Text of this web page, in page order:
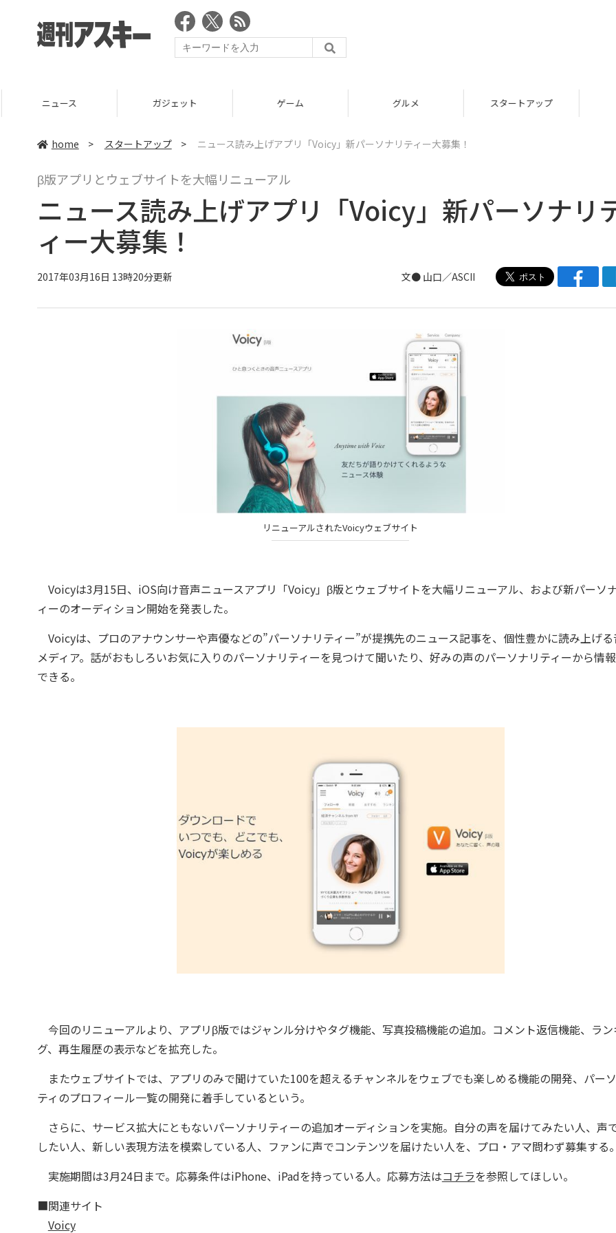
ニュース ガジェット ゲーム グルメ スタートアップ
home > スタートアップ > ニュース読み上げアプリ「Voicy」新パーソナリティー大募集！
β版アプリとウェブサイトを大幅リニューアル
ニュース読み上げアプリ「Voicy」新パーソナリ
ィー大募集！
2017年03月16日 13時20分更新 文● 山口／ASCII
リニューアルされたVoicyウェブサイト
Voicyは3月15日、iOS向け音声ニュースアプリ「Voicy」β版とウェブサイトを大幅リニューアル、および新パーソ
ィーのオーディション開始を発表した。
Voicyは、プロのアナウンサーや声優などの”パーソナリティー”が提携先のニュース記事を、個性豊かに読み上げる
メディア。話がおもしろいお気に入りのパーソナリティーを見つけて聞いたり、好みの声のパーソナリティーから情
できる。
今回のリニューアルより、アプリβ版ではジャンル分けやタグ機能、写真投稿機能の追加。コメント返信機能、ラン
グ、再生履歴の表示などを拡充した。
またウェブサイトでは、アプリのみで聞けていた100を超えるチャンネルをウェブでも楽しめる機能の開発、パー
ティのプロフィール一覧の開発に着手しているという。
さらに、サービス拡大にともないパーソナリティーの追加オーディションを実施。自分の声を届けてみたい人、声
したい人、新しい表現方法を模索している人、ファンに声でコンテンツを届けたい人を、プロ・アマ問わず募集する。
実施期間は3月24日まで。応募条件はiPhone、iPadを持っている人。応募方法はコチラを参照してほしい。
■関連サイト
Voicy